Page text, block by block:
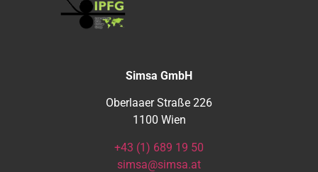
Simsa GmbH
Oberlaaer Straße 226
1100 Wien
+43 (1) 689 19 50
simsa@simsa.at